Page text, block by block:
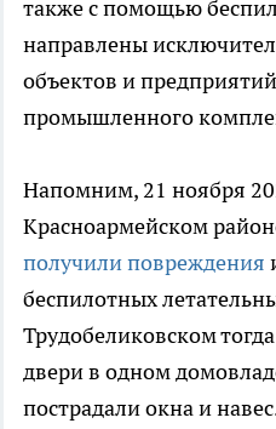
также с помощью
направлены
объектов и
промышленного
Напомним, 21 ноября
Красноармейском
получили повреждения
беспилотных
Трудобеликовском
двери в одном
пострадали окна и